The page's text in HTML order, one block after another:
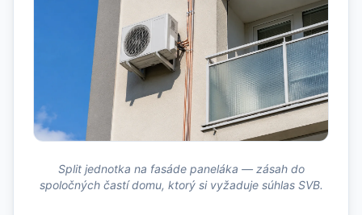
Split jednotka na fasáde paneláka — zásah do
spoločných častí domu, ktorý si vyžaduje súhlas SVB.